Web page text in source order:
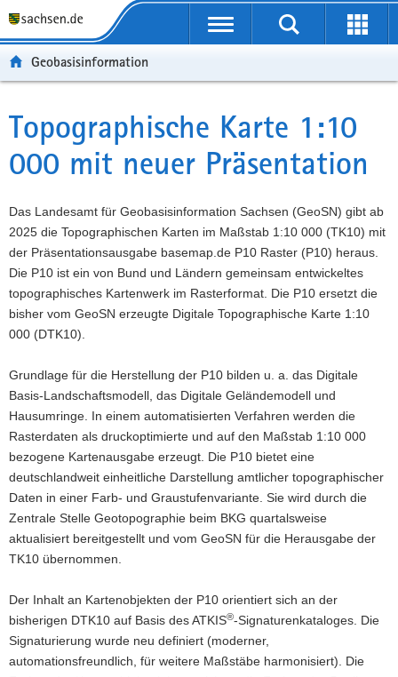
t
b
e
g
r
e
i
f
e
n
e
N
a
v
i
g
a
t
i
o
t
a
v
g
a
t
i
o
n
p
h
a
t
t
I
n
o
r
m
a
t
i
o
t
B
e
e
i
c
h
Geobasisinformation
Hauptinhalt
Topographische Karte 1:10
000 mit neuer Präsentation
Das Landesamt für Geobasisinformation Sachsen (GeoSN) gibt ab
2025 die Topographischen Karten im Maßstab 1:10 000 (TK10) mit
der Präsentationsausgabe basemap.de P10 Raster (P10) heraus.
Die P10 ist ein von Bund und Ländern gemeinsam entwickeltes
topographisches Kartenwerk im Rasterformat. Die P10 ersetzt die
bisher vom GeoSN erzeugte Digitale Topographische Karte 1:10
000 (DTK10).
Grundlage für die Herstellung der P10 bilden u. a. das Digitale
Basis-Landschaftsmodell, das Digitale Geländemodell und
Hausumringe. In einem automatisierten Verfahren werden die
Rasterdaten als druckoptimierte und auf den Maßstab 1:10 000
bezogene Kartenausgabe erzeugt. Die P10 bietet eine
deutschlandweit einheitliche Darstellung amtlicher topographischer
Daten in einer Farb- und Graustufenvariante. Sie wird durch die
Zentrale Stelle Geotopographie beim BKG quartalsweise
aktualisiert bereitgestellt und vom GeoSN für die Herausgabe der
TK10 übernommen.
Der Inhalt an Kartenobjekten der P10 orientiert sich an der
bisherigen DTK10 auf Basis des ATKIS®-Signaturenkataloges. Die
Signaturierung wurde neu definiert (moderner,
automationsfreundlich, für weitere Maßstäbe harmonisiert). Die